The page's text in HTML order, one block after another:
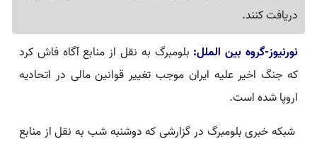
دریافت کنند.
نورنیوز-گروه بین الملل: بلومبرگ به نقل از منابع آگاه فاش کرد
که جنگ اخیر علیه ایران موجب تغییر قوانین مالی در اتحادیه
اروپا شده است.
شبکه خبری بلومبرگ در گزارشی که دوشنبه شب به نقل از منابع